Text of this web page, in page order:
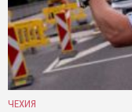
ЧЕХИЯ